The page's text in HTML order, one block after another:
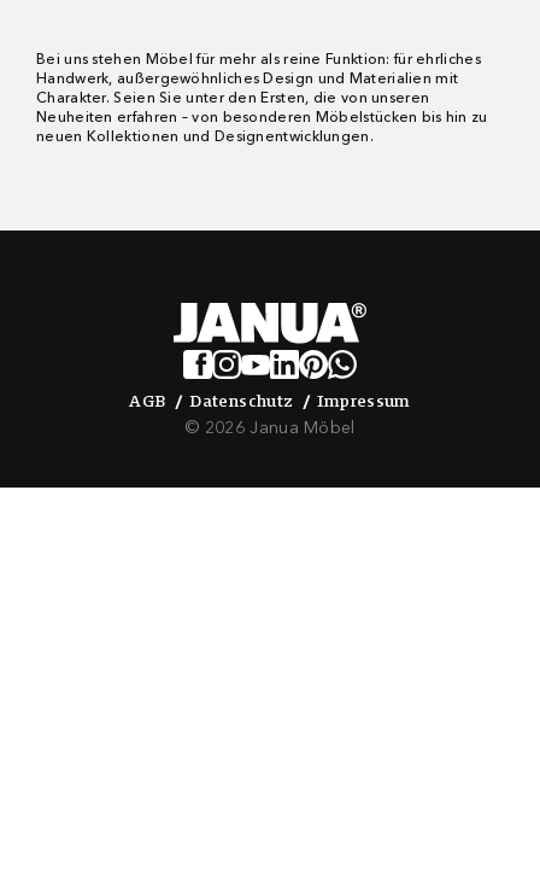
Bei uns stehen Möbel für mehr als reine Funktion: für ehrliches
Handwerk, außergewöhnliches Design und Materialien mit
Charakter. Seien Sie unter den Ersten, die von unseren
Neuheiten erfahren – von besonderen Möbelstücken bis hin zu
neuen Kollektionen und Designentwicklungen.
AGB
Datenschutz
Datenschutz
Impressum
Impressum
© 2026 Janua Möbel